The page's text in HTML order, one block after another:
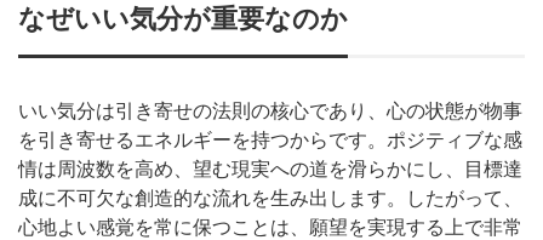
なぜいい気分が重要なのか
いい気分は引き寄せの法則の核心であり、心の状態が物事
を引き寄せるエネルギーを持つからです。ポジティブな感
情は周波数を高め、望む現実への道を滑らかにし、目標達
成に不可欠な創造的な流れを生み出します。したがって、
心地よい感覚を常に保つことは、願望を実現する上で非常